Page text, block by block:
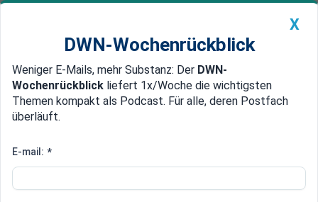
Newsticker MEIN DWN: Geldanlage Premium
Edelmetalle DWN-Magazin China
3,1 Milliarden Euro fehlen
Frankreich: Macron schafft
Vermögenssteuer ab
X
DWN-Wochenrückblick
Weniger E-Mails, mehr Substanz: Der DWN-
Wochenrückblick liefert 1x/Woche die wichtigsten
Themen kompakt als Podcast. Für alle, deren Postfach
überläuft.
E-mail: *